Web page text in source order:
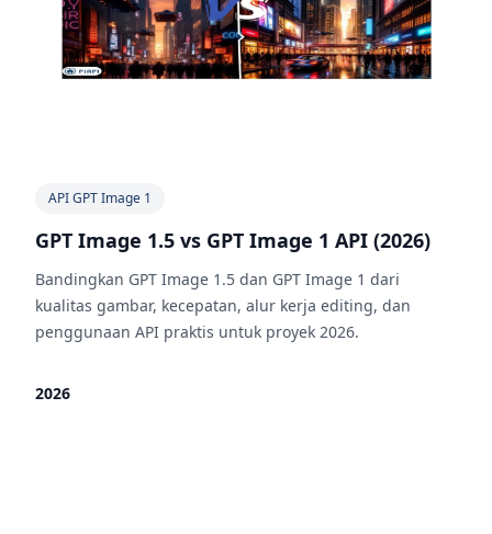
API GPT Image 1
GPT Image 1.5 vs GPT Image 1 API (2026)
Bandingkan GPT Image 1.5 dan GPT Image 1 dari
kualitas gambar, kecepatan, alur kerja editing, dan
penggunaan API praktis untuk proyek 2026.
2026